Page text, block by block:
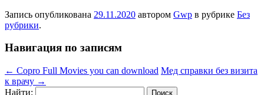
Запись опубликована 29.11.2020 автором Gwp в рубрике Без
рубрики.
Навигация по записям
← Copro Full Movies you can download Мед справки без визита
к врачу →
Найти: